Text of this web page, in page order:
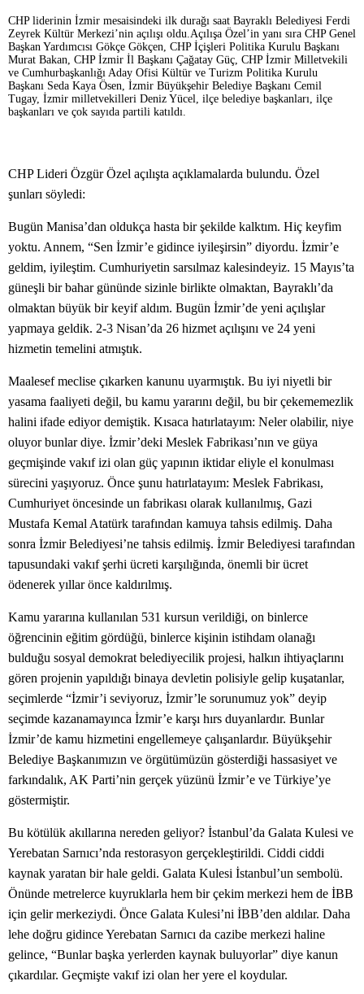
CHP liderinin İzmir mesaisindeki ilk durağı saat Bayraklı Belediyesi Ferdi
Zeyrek Kültür Merkezi’nin açılışı oldu.Açılışa Özel’in yanı sıra CHP Genel
Başkan Yardımcısı Gökçe Gökçen, CHP İçişleri Politika Kurulu Başkanı
Murat Bakan, CHP İzmir İl Başkanı Çağatay Güç, CHP İzmir Milletvekili
ve Cumhurbaşkanlığı Aday Ofisi Kültür ve Turizm Politika Kurulu
Başkanı Seda Kaya Ösen, İzmir Büyükşehir Belediye Başkanı Cemil
Tugay, İzmir milletvekilleri Deniz Yücel, ilçe belediye başkanları, ilçe
başkanları ve çok sayıda partili katıldı.
CHP Lideri Özgür Özel açılışta açıklamalarda bulundu. Özel
şunları söyledi:
Bugün Manisa’dan oldukça hasta bir şekilde kalktım. Hiç keyfim
yoktu. Annem, “Sen İzmir’e gidince iyileşirsin” diyordu. İzmir’e
geldim, iyileştim. Cumhuriyetin sarsılmaz kalesindeyiz. 15 Mayıs’ta
güneşli bir bahar gününde sizinle birlikte olmaktan, Bayraklı’da
olmaktan büyük bir keyif aldım. Bugün İzmir’de yeni açılışlar
yapmaya geldik. 2-3 Nisan’da 26 hizmet açılışını ve 24 yeni
hizmetin temelini atmıştık.
Maalesef meclise çıkarken kanunu uyarmıştık. Bu iyi niyetli bir
yasama faaliyeti değil, bu kamu yararını değil, bu bir çekememezlik
halini ifade ediyor demiştik. Kısaca hatırlatayım: Neler olabilir, niye
oluyor bunlar diye. İzmir’deki Meslek Fabrikası’nın ve güya
geçmişinde vakıf izi olan güç yapının iktidar eliyle el konulması
sürecini yaşıyoruz. Önce şunu hatırlatayım: Meslek Fabrikası,
Cumhuriyet öncesinde un fabrikası olarak kullanılmış, Gazi
Mustafa Kemal Atatürk tarafından kamuya tahsis edilmiş. Daha
sonra İzmir Belediyesi’ne tahsis edilmiş. İzmir Belediyesi tarafından
tapusundaki vakıf şerhi ücreti karşılığında, önemli bir ücret
ödenerek yıllar önce kaldırılmış.
Kamu yararına kullanılan 531 kursun verildiği, on binlerce
öğrencinin eğitim gördüğü, binlerce kişinin istihdam olanağı
bulduğu sosyal demokrat belediyecilik projesi, halkın ihtiyaçlarını
gören projenin yapıldığı binaya devletin polisiyle gelip kuşatanlar,
seçimlerde “İzmir’i seviyoruz, İzmir’le sorunumuz yok” deyip
seçimde kazanamayınca İzmir’e karşı hırs duyanlardır. Bunlar
İzmir’de kamu hizmetini engellemeye çalışanlardır. Büyükşehir
Belediye Başkanımızın ve örgütümüzün gösterdiği hassasiyet ve
farkındalık, AK Parti’nin gerçek yüzünü İzmir’e ve Türkiye’ye
göstermiştir.
Bu kötülük akıllarına nereden geliyor? İstanbul’da Galata Kulesi ve
Yerebatan Sarnıcı’nda restorasyon gerçekleştirildi. Ciddi ciddi
kaynak yaratan bir hale geldi. Galata Kulesi İstanbul’un sembolü.
Önünde metrelerce kuyruklarla hem bir çekim merkezi hem de İBB
için gelir merkeziydi. Önce Galata Kulesi’ni İBB’den aldılar. Daha
lehe doğru gidince Yerebatan Sarnıcı da cazibe merkezi haline
gelince, “Bunlar başka yerlerden kaynak buluyorlar” diye kanun
çıkardılar. Geçmişte vakıf izi olan her yere el koydular.